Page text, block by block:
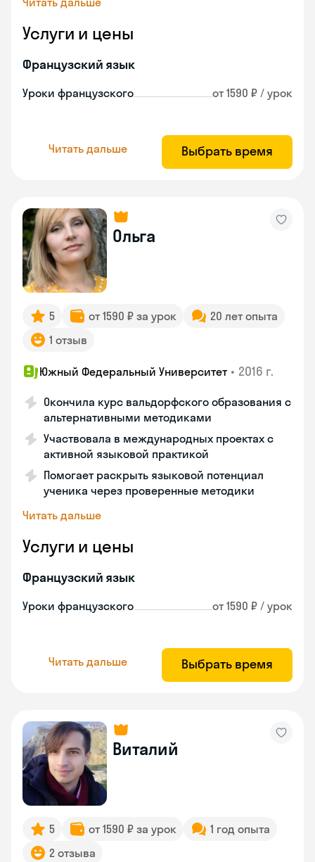
Услуги и цены
Французский язык
Уроки французского от 1590 ₽ / урок
Читать дальше Выбрать время
Ольга
5 от 1590 ₽ за урок
20 лет опыта
1 отзыв
Южный Федеральный Университет • 2016 г.
Окончила курс вальдорфского образования с
альтернативными методиками
Участвовала в международных проектах с
активной языковой практикой
Помогает раскрыть языковой потенциал
ученика через проверенные методики
Читать дальше
Услуги и цены
Французский язык
Уроки французского от 1590 ₽ / урок
Читать дальше Выбрать время
Виталий
5 от 1590 ₽ за урок
1 год опыта
2 отзыва